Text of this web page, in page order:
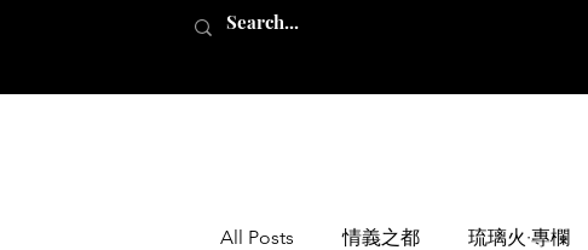
All Posts 情義之都 琉璃火∙專欄